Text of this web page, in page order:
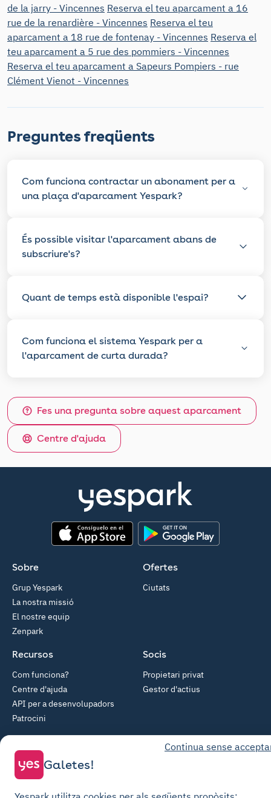
de la jarry - Vincennes Reserva el teu aparcament a 16
rue de la renardière - Vincennes Reserva el teu
aparcament a 18 rue de fontenay - Vincennes Reserva el
teu aparcament a 5 rue des pommiers - Vincennes
Reserva el teu aparcament a Sapeurs Pompiers - rue
Clément Vienot - Vincennes
Preguntes freqüents
Com funciona contractar un abonament per a
una plaça d'aparcament Yespark?
És possible visitar l'aparcament abans de
subscriure's?
Quant de temps està disponible l'espai?
Com funciona el sistema Yespark per a
l'aparcament de curta durada?
Fes una pregunta sobre aquest aparcament
Centre d'ajuda
Sobre
Grup Yespark
La nostra missió
El nostre equip
Zenpark
Ofertes
Ciutats
Socis
Propietari privat
Gestor d'actius
Recursos
Com funciona?
Centre d'ajuda
API per a desenvolupadors
Patrocini
Condicions generals d'ús
Condicions generals de venda Aparcament
Continua sense
Galetes!